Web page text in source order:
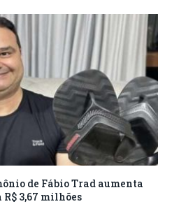
de Fábio Trad aumenta
R$ 3,67 milhões